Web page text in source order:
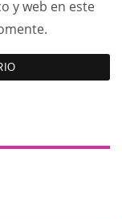
y web en este